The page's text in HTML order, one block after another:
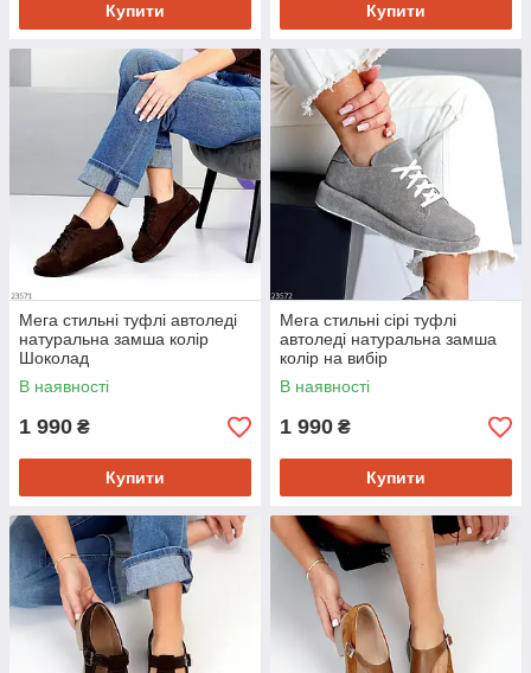
Купити Купити
Мега стильні туфлі автоледі
натуральна замша колір
Шоколад
В наявності
1 990 ₴
Купити
Мега стильні сірі туфлі
автоледі натуральна замша
колір на вибір
В наявності
1 990 ₴
Купити